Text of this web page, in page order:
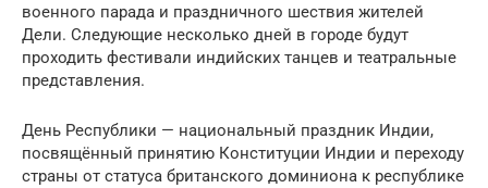
военного парада и праздничного шествия жителей
Дели. Следующие несколько дней в городе будут
проходить фестивали индийских танцев и театральные
представления.
День Республики — национальный праздник Индии,
посвящённый принятию Конституции Индии и переходу
страны от статуса британского доминиона к республике